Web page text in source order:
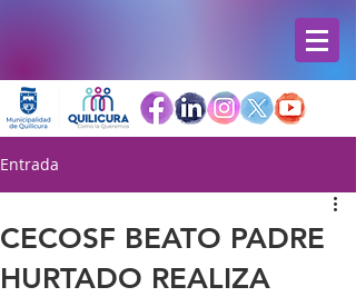
Entrada
CECOSF BEATO PADRE
HURTADO REALIZA